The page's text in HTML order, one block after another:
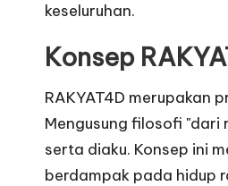
keseluruhan.
Konsep
RAKYAT4D merupakan
Mengusung filosofi
serta diaku. Konsep ini
berdampak pada hidup